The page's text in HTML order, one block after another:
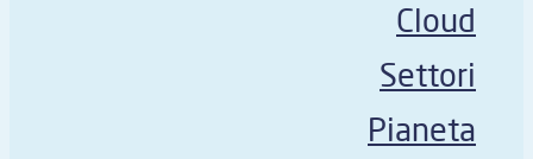
Cloud
Settori
Pianeta